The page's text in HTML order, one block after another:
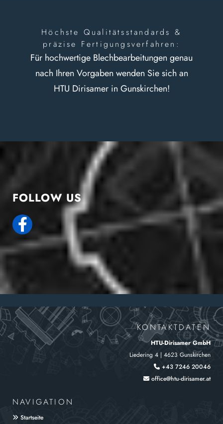
Höchste Qualitätsstandards &
präzise Fertigungsverfahren:
Für hochwertige Blechbearbeitungen genau
nach Ihren Vorgaben wenden Sie sich an
HTU Dirisamer in Gunskirchen!
FOLLOW US
KONTAKTDATEN
HTU-Dirisamer GmbH
Liedering 4 | 4623 Gunskirchen
 +43 7246 20046
 office@htu-dirisamer.at
NAVIGATION
 Startseite